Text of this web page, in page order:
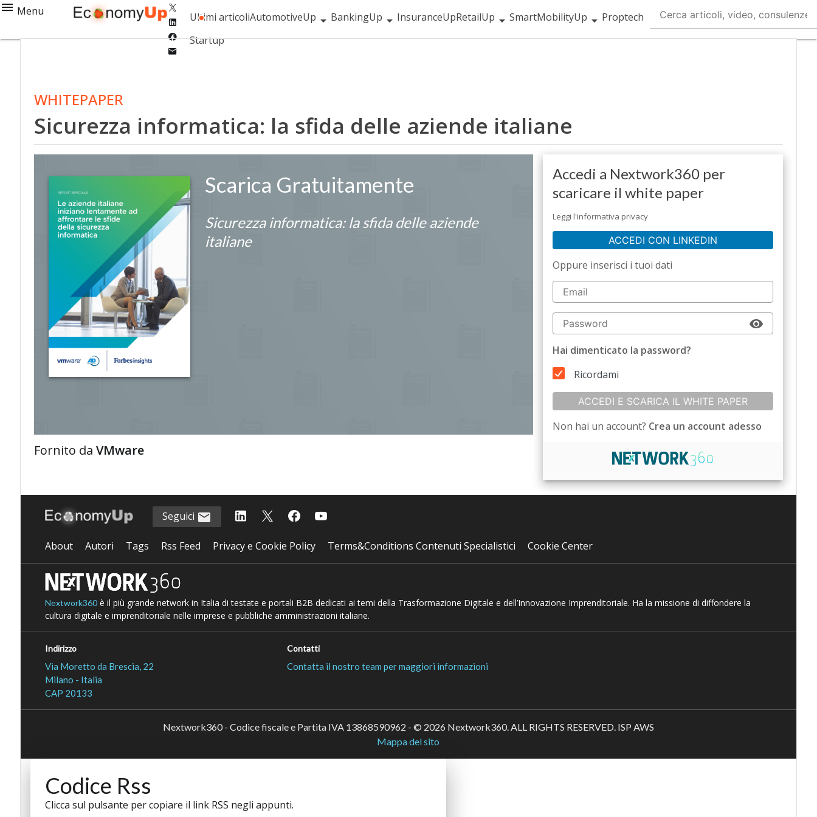
Menu
Linkedin
Facebook
Ultimi articoliAutomotiveUp BankingUp InsuranceUpRetailUp SmartMobilityUp
Proptech
Startup
WHITEPAPER
Sicurezza informatica: la sfida delle aziende italiane
Scarica Gratuitamente
Sicurezza informatica: la sfida delle aziende
italiane
Fornito da VMware
Accedi a Nextwork360 per
scaricare il white paper
Leggi l'informativa privacy
ACCEDI CON LINKEDIN
Oppure inserisci i tuoi dati
Hai dimenticato la password?
Ricordami
ACCEDI E SCARICA IL WHITE PAPER
Non hai un account? Crea un account adesso
Seguici
About Autori Tags Rss Feed Privacy e Cookie Policy Terms&Conditions Contenuti Specialistici Cookie Center
Nextwork360è il più grande network in Italia di testate e portali B2B dedicati ai temi della Trasformazione Digitale e dell’Innovazione Imprenditoriale. Ha la missione di diffondere la
cultura digitale e imprenditoriale nelle imprese e pubbliche amministrazioni italiane.
Indirizzo
Via Moretto da Brescia, 22
Milano - Italia
CAP 20133
Contatti
Contatta il nostro team per maggiori informazioni
Nextwork360 - Codice fiscale e Partita IVA 13868590962 - © 2026 Nextwork360. ALL RIGHTS RESERVED. ISP AWS
Mappa del sito
Codice Rss
Clicca sul pulsante per copiare il link RSS negli appunti.